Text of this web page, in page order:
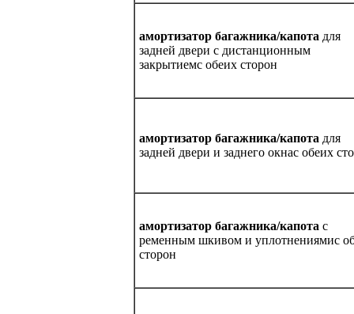
амортизатор багажника/капота для
задней двери с дистанционным
закрытиемс обеих сторон
амортизатор багажника/капота для
задней двери и заднего окнас обеих
амортизатор багажника/капота с
ременным шкивом и уплотнениямис
сторон